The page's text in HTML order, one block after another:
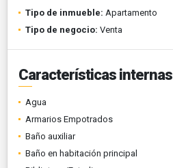
Tipo de inmueble: Apartamento
Tipo de negocio: Venta
Características internas
Agua
Armarios Empotrados
Baño auxiliar
Baño en habitación principal